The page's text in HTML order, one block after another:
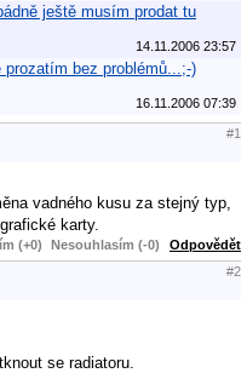
ještě musím prodat tu
14.11.2006 23:57
bez problémů...;-)
16.11.2006 07:39
#1
vadného kusu za stejný typ,
karty.
(+0) Nesouhlasím (-0) Odpovědět
#2
se radiatoru.